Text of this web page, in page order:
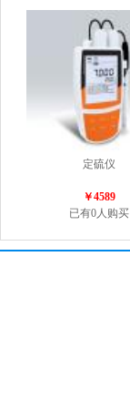
定硫仪
￥4589
已有0人购买